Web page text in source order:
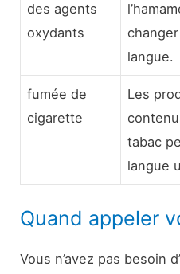
des agents
oxydants
langue.
fumée de
cigarette
Les
tabac
langue
Quand appeler
Vous n’avez pas besoin